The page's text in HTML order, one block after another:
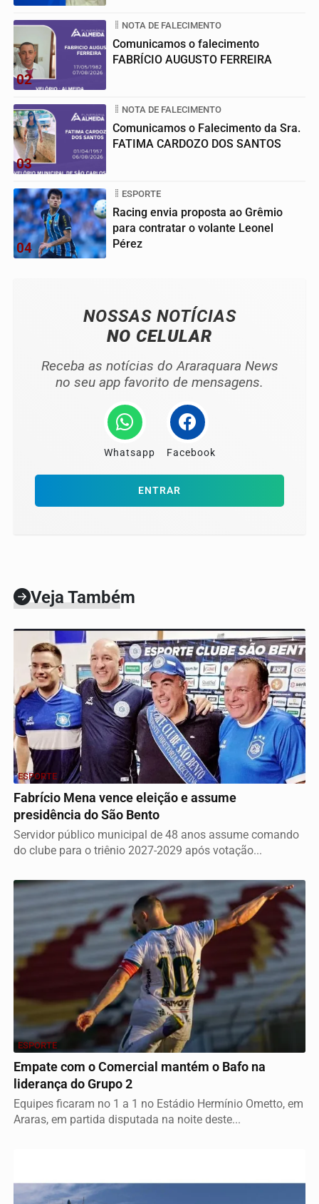
02
NOTA DE FALECIMENTO
Comunicamos o falecimento
FABRÍCIO AUGUSTO FERREIRA
03
NOTA DE FALECIMENTO
Comunicamos o Falecimento da Sra.
FATIMA CARDOZO DOS SANTOS
04
ESPORTE
Racing envia proposta ao Grêmio
para contratar o volante Leonel
Pérez
NOSSAS NOTÍCIAS
NO CELULAR
Receba as notícias do Araraquara News
no seu app favorito de mensagens.
Whatsapp Facebook
ENTRAR
Veja Também
ESPORTE
Fabrício Mena vence eleição e assume
presidência do São Bento
Servidor público municipal de 48 anos assume comando
do clube para o triênio 2027-2029 após votação...
ESPORTE
Empate com o Comercial mantém o Bafo na
liderança do Grupo 2
Equipes ficaram no 1 a 1 no Estádio Hermínio Ometto, em
Araras, em partida disputada na noite deste...